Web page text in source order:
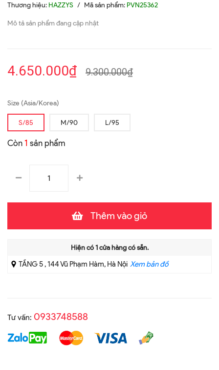
Thương hiệu: HAZZYS / Mã sản phẩm: PVN25362
Mô tả sản phẩm đang cập nhật
4.650.000₫ 9.300.000₫
Size (Asia/Korea)
S/85 M/90 L/95
Còn 1 sản phẩm
Thêm vào giỏ
Hiện có1cửa hàng có sẵn.
TẦNG 5 , 144 Vũ Phạm Hàm, Hà Nội Xem bản đồ
Tư vấn: 0933748588